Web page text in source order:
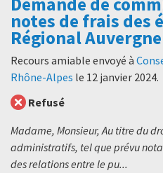
notes de frais des
Régional
Recours amiable envoyé à
Rhône-Alpes le 12 janvier 2024.
Refusé
Madame, Monsieur, Au titre du
administratifs, tel que prévu
des relations entre le pu...